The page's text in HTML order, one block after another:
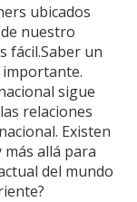
ubicados
nuestro
fácil.Saber un
sigue
relaciones
Existen
allá para
del mundo